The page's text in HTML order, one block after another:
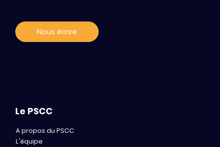
Nous écrire
Le PSCC
A propos du PSCC
L'équipe